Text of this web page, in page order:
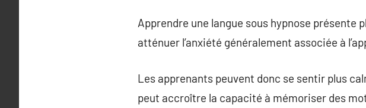
Apprendre une langue sous hypnose
atténuer l’anxiété généralement associée à
Les apprenants peuvent donc se sentir plus
peut accroître la capacité à mémoriser des